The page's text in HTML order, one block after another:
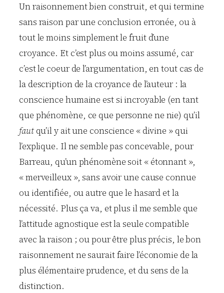
Un raisonnement bien construit, et qui termine
sans raison par une conclusion erronée, ou à
tout le moins simplement le fruit d’une
croyance. Et c’est plus ou moins assumé, car
c’est le coeur de l’argumentation, en tout cas de
la description de la croyance de l’auteur : la
conscience humaine est si incroyable (en tant
que phénomène, ce que personne ne nie) qu’il
fautqu’il y ait une conscience « divine » qui
l’explique. Il ne semble pas concevable, pour
Barreau, qu’un phénomène soit « étonnant »,
« merveilleux », sans avoir une cause connue
ou identifiée, ou autre que le hasard et la
nécessité. Plus ça va, et plus il me semble que
l’attitude agnostique est la seule compatible
avec la raison ; ou pour être plus précis, le bon
raisonnement ne saurait faire l’économie de la
plus élémentaire prudence, et du sens de la
distinction.